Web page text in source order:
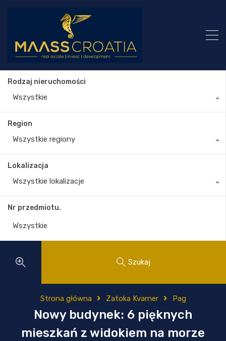
Rodzaj nieruchomości
Wszystkie
Region
Wszystkie regiony
Lokalizacja
Wszystkie lokalizacje
Nr przedmiotu.
Szukaj
Strona główna Zatoka Kvarner Pag
Nowy budynek: 6 pięknych
mieszkań z widokiem na morze